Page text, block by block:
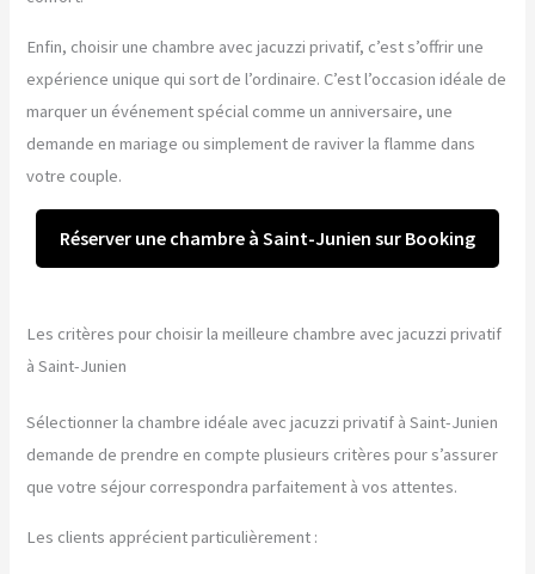
Enfin, choisir une chambre avec jacuzzi privatif, c’est s’offrir une
expérience unique qui sort de l’ordinaire. C’est l’occasion idéale de
marquer un événement spécial comme un anniversaire, une
demande en mariage ou simplement de raviver la flamme dans
votre couple.
Réserver une chambre à Saint-Junien sur Booking
Les critères pour choisir la meilleure chambre avec jacuzzi privatif
à Saint-Junien
Sélectionner la chambre idéale avec jacuzzi privatif à Saint-Junien
demande de prendre en compte plusieurs critères pour s’assurer
que votre séjour correspondra parfaitement à vos attentes.
Les clients apprécient particulièrement :